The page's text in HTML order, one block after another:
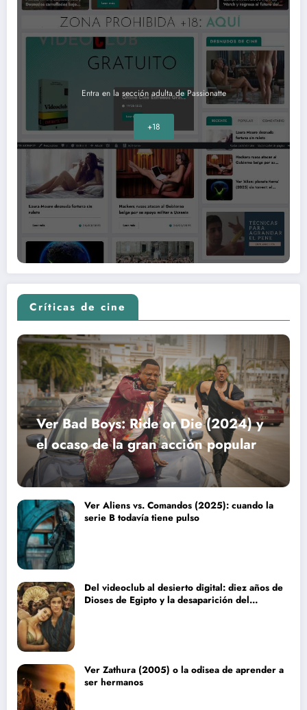
Entra en la sección adulta de Passionatte
+18
Críticas de cine
Ver Bad Boys: Ride or Die (2024) y
el ocaso de la gran acción popular
Ver Aliens vs. Comandos (2025): cuando la
serie B todavía tiene pulso
Del videoclub al desierto digital: diez años de
Dioses de Egipto y la desaparición del
Ver Zathura (2005) o la odisea de aprender a
ser hermanos